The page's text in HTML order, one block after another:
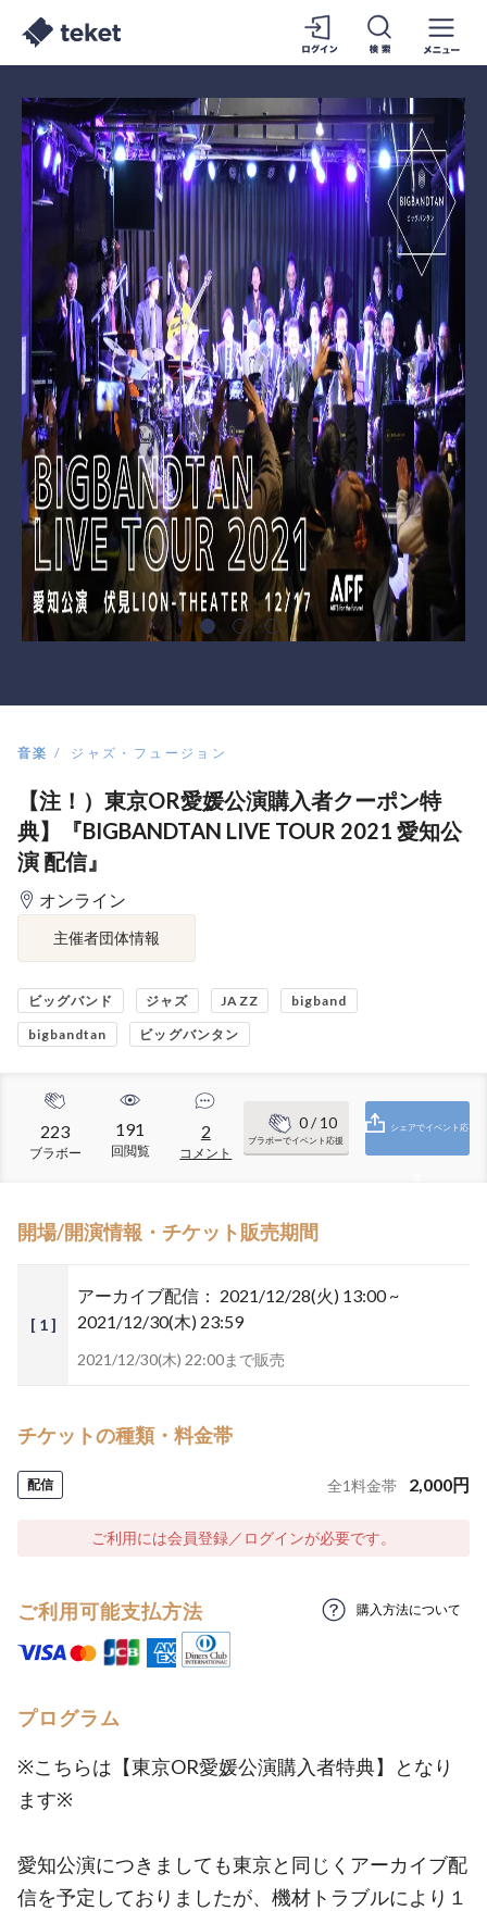
音楽 ジャズ・フュージョン
【注！）東京OR愛媛公演購入者クーポン特
典】『BIGBANDTAN LIVE TOUR 2021 愛知公
演 配信』
オンライン
主催者団体情報
ビッグバンド ジャズ JAZZ bigband
bigbandtan ビッグバンタン
223
ブラボー
191
回閲覧
2
コメント
0/ 10
ブラボーでイベント応援
シェアでイベント応
開場/開演情報・チケット販売期間
[ 1 ]
アーカイブ配信： 2021/12/28(火) 13:00 ~
2021/12/30(木) 23:59
2021/12/30(木) 22:00まで販売
チケットの種類・料金帯
配信 全1料金帯 2,000円
ご利用には会員登録／ログインが必要です。
ご利用可能支払方法 購入方法について
プログラム
※こちらは【東京OR愛媛公演購入者特典】となり
ます※
愛知公演につきましても東京と同じくアーカイブ配
信を予定しておりましたが、機材トラブルにより１